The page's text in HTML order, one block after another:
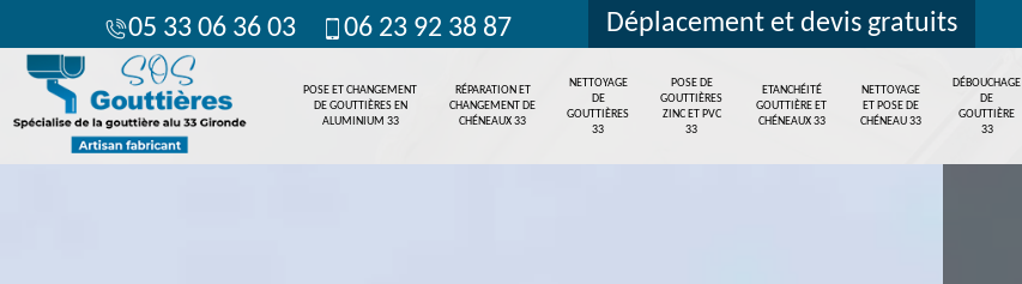
05 33 06 36 03 06 23 92 38 87 Déplacement et devis gratuits
POSE ET CHANGEMENT
DE GOUTTIÈRES EN
ALUMINIUM 33
RÉPARATION ET
CHANGEMENT DE
CHÉNEAUX 33
NETTOYAGE
DE
GOUTTIÈRES
33
POSE DE
GOUTTIÈRES
ZINC ET PVC
33
ETANCHÉITÉ
GOUTTIÈRE ET
CHÉNEAUX 33
NETTOYAGE
ET POSE DE
CHÉNEAU 33
DÉBOUCHAGE
DE
GOUTTIÈRE
33